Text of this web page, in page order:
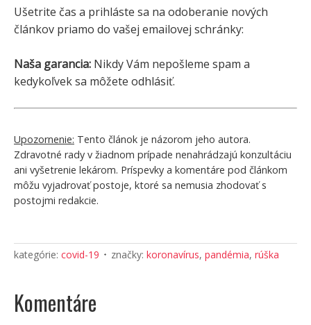
Ušetrite čas a prihláste sa na odoberanie nových
článkov priamo do vašej emailovej schránky:
Naša garancia: Nikdy Vám nepošleme spam a
kedykoľvek sa môžete odhlásiť.
Upozornenie: Tento článok je názorom jeho autora.
Zdravotné rady v žiadnom prípade nenahrádzajú konzultáciu
ani vyšetrenie lekárom. Príspevky a komentáre pod článkom
môžu vyjadrovať postoje, ktoré sa nemusia zhodovať s
postojmi redakcie.
kategórie: covid-19 značky: koronavírus, pandémia, rúška
Komentáre